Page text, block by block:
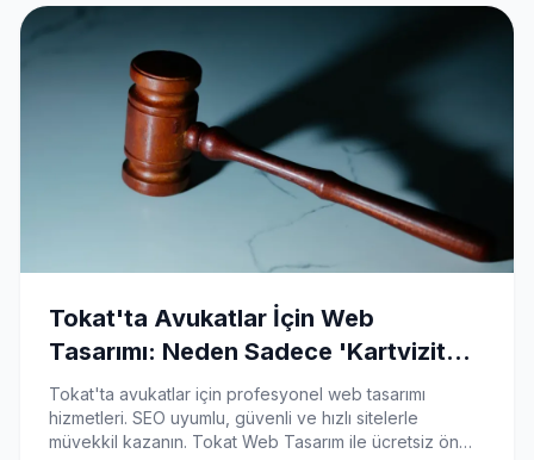
Tokat'ta Avukatlar İçin Web
Tasarımı: Neden Sadece 'Kartvizit
Site' Yetmez?
Tokat'ta avukatlar için profesyonel web tasarımı
hizmetleri. SEO uyumlu, güvenli ve hızlı sitelerle
müvekkil kazanın. Tokat Web Tasarım ile ücretsiz ön